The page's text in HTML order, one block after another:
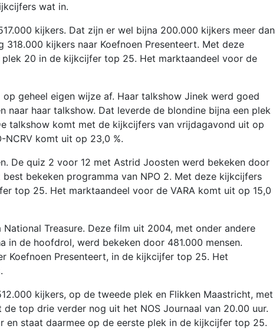
wat in.
kijkers. Dat zijn er wel bijna 200.000 kijkers meer dan
kijkers naar Koefnoen Presenteert. Met deze
20 in de kijkcijfer top 25. Het marktaandeel voor de
geheel eigen wijze af. Haar talkshow Jinek werd goed
naar haar talkshow. Dat leverde de blondine bijna een plek
talkshow komt met de kijkcijfers van vrijdagavond uit op
NCRV komt uit op 23,0 %.
De quiz 2 voor 12 met Astrid Joosten werd bekeken door
bekeken programma van NPO 2. Met deze kijkcijfers
top 25. Het marktaandeel voor de VARA komt uit op 15,0
Treasure. Deze film uit 2004, met onder andere
in de hoofdrol, werd bekeken door 481.000 mensen.
Koefnoen Presenteert, in de kijkcijfer top 25. Het
kijkers, op de tweede plek en Flikken Maastricht, met
top drie verder nog uit het NOS Journaal van 20.00 uur.
en staat daarmee op de eerste plek in de kijkcijfer top 25.